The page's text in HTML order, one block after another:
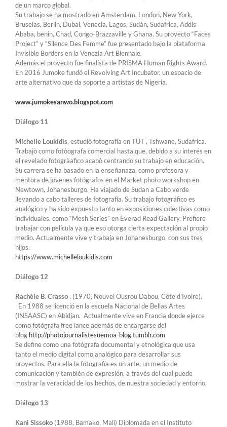
de un marco global.
Su trabajo se ha mostrado en Amsterdam, London, New York,
Bruselas, Berlin, Dubai, Venecia, Lagos, Sudán, Sudafrica, Addis
Ababa, benin, Chad, Congo-Brazzaville y Ghana. Su proyecto “Faces
Project” y “Silence Des Femme” fue presentado bajo la plataforma
Invisible Borders en la Venezia Art Biennale.
Además el proyecto fue finalista de PRISMA Human Rights Award.
En 2016 Jumoke fundó el Revolving Art Incubator, un espacio de
arte alternativo que da soporte a artistas de Nigeria.
www.jumokesanwo.blogspot.com
Diálogo 11
Michelle Loukidis, estudiò fotografía en TUT , Tshwane, Sudafrica.
Trabajò como fotòografa comercial hasta que, debido a su interés en
el revelado fotogràafico acabò centrando su trabajo en educación.
Su carrera se ha basado en la enseñanaza, como profesora y
mentora de jóvenes fotógrafos en el Market photo workshop en
Newtown, Johanesburgo. Ha viajado de Sudan a Cabo verde
llevando a cabo talleres de fotografía. Su trabajo fotográfico es
analógico y ha sido expuesto tanto en exposiciones colectivas como
individuales, como “Mesh Series” en Everad Read Gallery. Prefiere
trabajar con película ya que eso otorga cierta expectación al propio
medio. Actualmente vive y trabaja en Johanesburgo, con sus tres
hijos.
https://www.michelleloukidis.com
Diálogo 12
Rachèle B. Crasso, (1970, Nouvel Ousrou Dabou, Côte d’Ivoire).
En 1988 se licenció en la escuela Nacional de Bellas Artes
(INSAASC) en Abidjan. Actualmente vive en Francia donde ejerce
como fotógrafa free lance además de encargarse del
blog http://photojournalistesuemoa-blog.tumblr.com
Se define como una fotógrafa documental y etnológica que usa
tanto el medio digital como analógico para desarrollar sus
proyectos. Para ella la fotografía es un arte, un medio de
comunicación y también de expresión, a través del cual puede
mostrar la veracidad de los hechos, de nuestra sociedad y entorno.
Diálogo 13
Kani Sissoko (1988, Bamako, Mali) Diplomada en el Instituto